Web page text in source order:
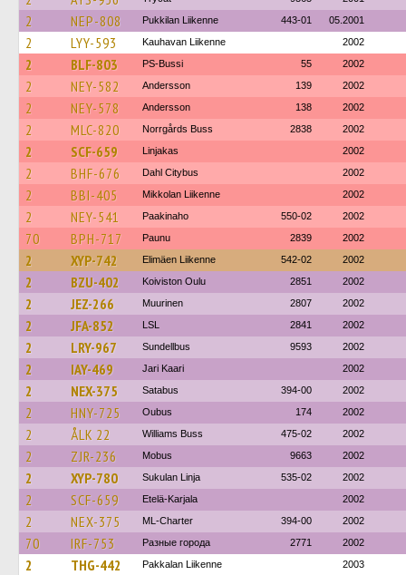
2 NEP-808 Pukkilan Liikenne 443-01 05.2001
2 LYY-593 Kauhavan Liikenne 2002
2 BLF-803 PS-Bussi 55 2002
2 NEY-582 Andersson 139 2002
2 NEY-578 Andersson 138 2002
2 MLC-820 Norrgårds Buss 2838 2002
2 SCF-659 Linjakas 2002
2 BHF-676 Dahl Citybus 2002
2 BBI-405 Mikkolan Liikenne 2002
2 NEY-541 Paakinaho 550-02 2002
70 BPH-717 Paunu 2839 2002
2 XYP-742 Elimäen Liikenne 542-02 2002
2 BZU-402 Koiviston Oulu 2851 2002
2 JEZ-266 Muurinen 2807 2002
2 JFA-852 LSL 2841 2002
2 LRY-967 Sundellbus 9593 2002
2 IAY-469 Jari Kaari 2002
2 NEX-375 Satabus 394-00 2002
2 HNY-725 Oubus 174 2002
2 ÅLK 22 Williams Buss 475-02 2002
2 ZJR-236 Mobus 9663 2002
2 XYP-780 Sukulan Linja 535-02 2002
2 SCF-659 Etelä-Karjala 2002
2 NEX-375 ML-Charter 394-00 2002
70 IRF-753 Разные города 2771 2002
2 THG-442 Pakkalan Liikenne 2003